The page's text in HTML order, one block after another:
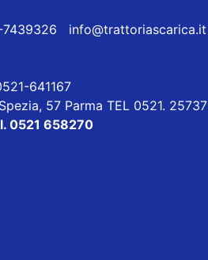
7439326 info@trattoriascarica.it
641167
57 Parma TEL 0521.
0521 658270